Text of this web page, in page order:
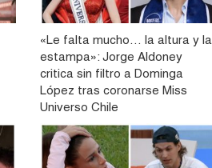
«Le falta mucho… la altura y la
estampa»: Jorge Aldoney
critica sin filtro a Dominga
López tras coronarse Miss
Universo Chile